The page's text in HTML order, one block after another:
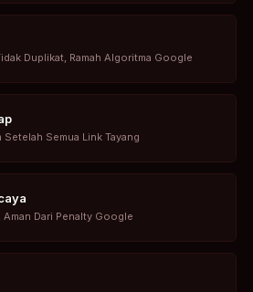
Duplikat, Ramah Algoritma Google
Setelah Semua Link Tayang
Dari Penalty Google